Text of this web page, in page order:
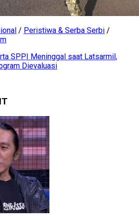
/ Peristiwa & Serba Serbi /
SPPI Meninggal saat Latsarmil,
Dievaluasi